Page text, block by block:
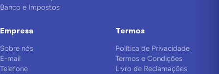
Banco e Impostos
Empresa
Sobre nós
E-mail
Telefone
Termos
Política de Privacidade
Termos e Condições
Livro de Reclamações